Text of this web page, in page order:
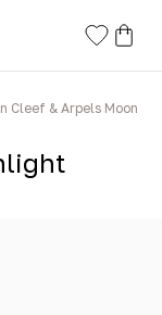
Cleef & Arpels